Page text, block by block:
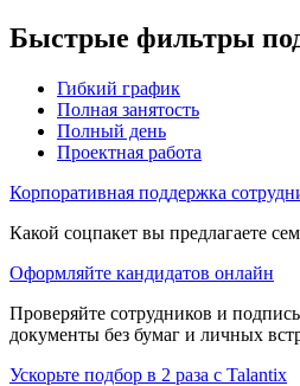
Быстрые фильтры
Гибкий график
Полная занятость
Полный день
Проектная работа
Корпоративная поддержка
Какой соцпакет вы предлагаете
Оформляйте кандидатов онлайн
Проверяйте сотрудников и
документы без бумаг и личных
Ускорьте подбор в 2 раза с Talantix